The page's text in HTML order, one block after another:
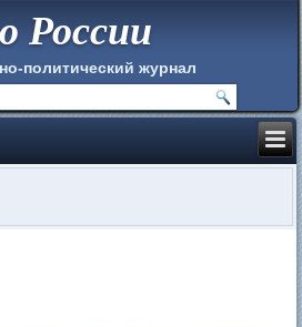
России
политический журнал